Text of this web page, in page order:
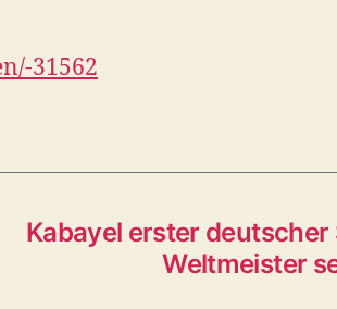
31562
Kabayel erster
Weltmeister